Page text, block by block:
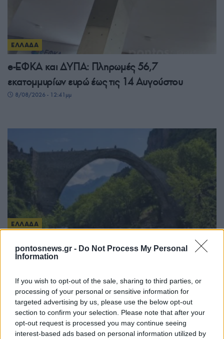
pontosnews.gr - Do Not Process My Personal
Information
If you wish to opt-out of the sale, sharing to third parties, or
processing of your personal or sensitive information for
targeted advertising by us, please use the below opt-out
section to confirm your selection. Please note that after your
opt-out request is processed you may continue seeing
interest-based ads based on personal information utilized by
ΕΛΛΑΔΑ
e-ΕΦΚΑ και ΔΥΠΑ: Πληρωμές 56,7
εκατομμυρίων ευρώ έως τις 14 Αυγούστου
8/08/2026 - 12:41μμ
ΕΛΛΑΔΑ
Γαβούστημα 2026: Το μεγάλο πολιτιστικό
συναπάντημα διοργανώνει ο Πολιτιστικός
Λαογραφικός Σύλλογος Καππαδοκών Κόνιτσας
«Οι Ρίζες»
8/08/2026 - 12:15μμ